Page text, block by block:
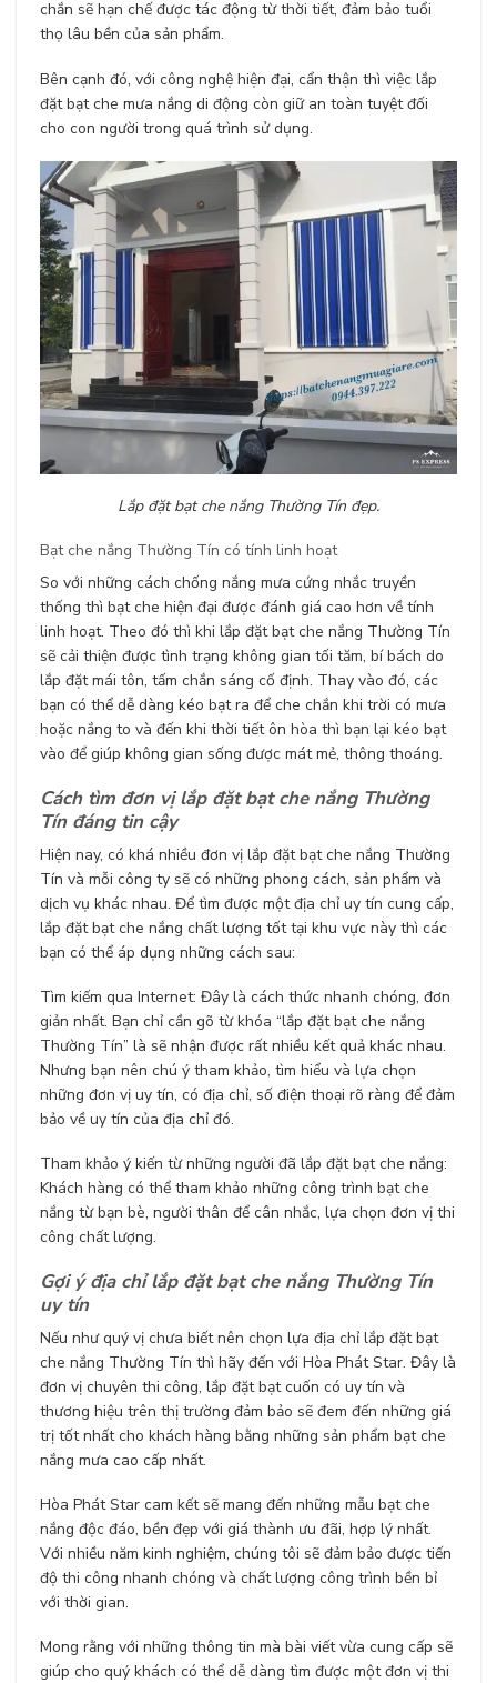
chắn sẽ hạn chế được tác động từ thời tiết, đảm bảo tuổi
thọ lâu bền của sản phẩm.
Bên cạnh đó, với công nghệ hiện đại, cẩn thận thì việc lắp
đặt bạt che mưa nắng di động còn giữ an toàn tuyệt đối
cho con người trong quá trình sử dụng.
Lắp đặt bạt che nắng Thường Tín đẹp.
Bạt che nắng Thường Tín có tính linh hoạt
So với những cách chống nắng mưa cứng nhắc truyền
thống thì bạt che hiện đại được đánh giá cao hơn về tính
linh hoạt. Theo đó thì khi lắp đặt bạt che nắng Thường Tín
sẽ cải thiện được tình trạng không gian tối tăm, bí bách do
lắp đặt mái tôn, tấm chắn sáng cố định. Thay vào đó, các
bạn có thể dễ dàng kéo bạt ra để che chắn khi trời có mưa
hoặc nắng to và đến khi thời tiết ôn hòa thì bạn lại kéo bạt
vào để giúp không gian sống được mát mẻ, thông thoáng.
Cách tìm đơn vị lắp đặt bạt che nắng Thường
Tín đáng tin cậy
Hiện nay, có khá nhiều đơn vị lắp đặt bạt che nắng Thường
Tín và mỗi công ty sẽ có những phong cách, sản phẩm và
dịch vụ khác nhau. Để tìm được một địa chỉ uy tín cung cấp,
lắp đặt bạt che nắng chất lượng tốt tại khu vực này thì các
bạn có thể áp dụng những cách sau:
Tìm kiếm qua Internet: Đây là cách thức nhanh chóng, đơn
giản nhất. Bạn chỉ cần gõ từ khóa “lắp đặt bạt che nắng
Thường Tín” là sẽ nhận được rất nhiều kết quả khác nhau.
Nhưng bạn nên chú ý tham khảo, tìm hiểu và lựa chọn
những đơn vị uy tín, có địa chỉ, số điện thoại rõ ràng để đảm
bảo về uy tín của địa chỉ đó.
Tham khảo ý kiến từ những người đã lắp đặt bạt che nắng:
Khách hàng có thể tham khảo những công trình bạt che
nắng từ bạn bè, người thân để cân nhắc, lựa chọn đơn vị thi
công chất lượng.
Gợi ý địa chỉ lắp đặt bạt che nắng Thường Tín
uy tín
Nếu như quý vị chưa biết nên chọn lựa địa chỉ lắp đặt bạt
che nắng Thường Tín thì hãy đến với Hòa Phát Star. Đây là
đơn vị chuyên thi công, lắp đặt bạt cuốn có uy tín và
thương hiệu trên thị trường đảm bảo sẽ đem đến những giá
trị tốt nhất cho khách hàng bằng những sản phẩm bạt che
nắng mưa cao cấp nhất.
Hòa Phát Star cam kết sẽ mang đến những mẫu bạt che
nắng độc đáo, bền đẹp với giá thành ưu đãi, hợp lý nhất.
Với nhiều năm kinh nghiệm, chúng tôi sẽ đảm bảo được tiến
độ thi công nhanh chóng và chất lượng công trình bền bỉ
với thời gian.
Mong rằng với những thông tin mà bài viết vừa cung cấp sẽ
giúp cho quý khách có thể dễ dàng tìm được một đơn vị thi